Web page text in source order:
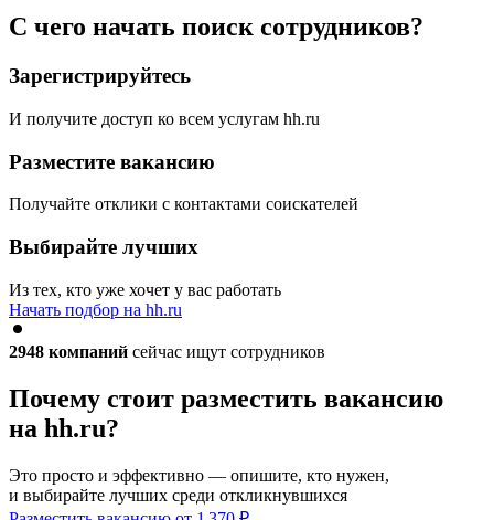
С чего начать поиск сотрудников?
Зарегистрируйтесь
И получите доступ ко всем услугам hh.ru
Разместите вакансию
Получайте отклики с контактами соискателей
Выбирайте лучших
Из тех, кто уже хочет у вас работать
Начать подбор на hh.ru
2948 компаний сейчас ищут сотрудников
Почему стоит разместить вакансию
на hh.ru?
Это просто и эффективно — опишите, кто нужен,
и выбирайте лучших среди откликнувшихся